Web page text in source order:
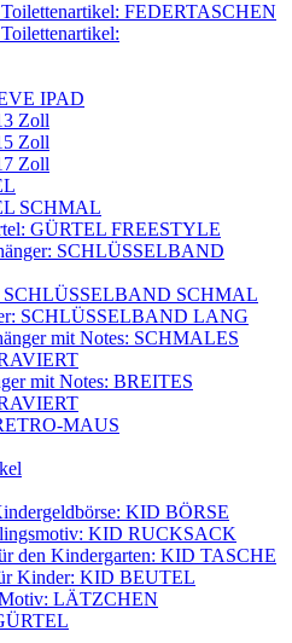
FEDERTASCHEN
IPAD
Zoll
Zoll
Zoll
SCHMAL
GÜRTEL FREESTYLE
SCHLÜSSELBAND
SCHLÜSSELBAND SCHMAL
SCHLÜSSELBAND LANG
mit Notes: SCHMALES
mit Notes: BREITES
MAUS
KID BÖRSE
KID RUCKSACK
den Kindergarten: KID TASCHE
Kinder: KID BEUTEL
LÄTZCHEN